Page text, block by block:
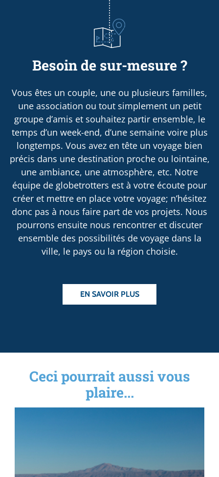
Besoin de sur-mesure ?
Vous êtes un couple, une ou plusieurs familles,
une association ou tout simplement un petit
groupe d’amis et souhaitez partir ensemble, le
temps d’un week-end, d’une semaine voire plus
longtemps. Vous avez en tête un voyage bien
précis dans une destination proche ou lointaine,
une ambiance, une atmosphère, etc. Notre
équipe de globetrotters est à votre écoute pour
créer et mettre en place votre voyage; n’hésitez
donc pas à nous faire part de vos projets. Nous
pourrons ensuite nous rencontrer et discuter
ensemble des possibilités de voyage dans la
ville, le pays ou la région choisie.
EN SAVOIR PLUS
Ceci pourrait aussi vous
plaire...